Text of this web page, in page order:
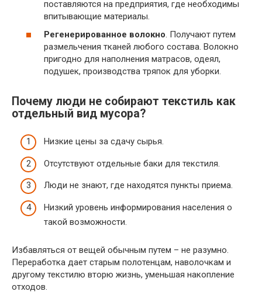
поставляются на предприятия, где необходимы
впитывающие материалы.
Регенерированное волокно. Получают путем
размельчения тканей любого состава. Волокно
пригодно для наполнения матрасов, одеял,
подушек, производства тряпок для уборки.
Почему люди не собирают текстиль как
отдельный вид мусора?
Низкие цены за сдачу сырья.
Отсутствуют отдельные баки для текстиля.
Люди не знают, где находятся пункты приема.
Низкий уровень информирования населения о
такой возможности.
Избавляться от вещей обычным путем – не разумно.
Переработка дает старым полотенцам, наволочкам и
другому текстилю вторю жизнь, уменьшая накопление
отходов.